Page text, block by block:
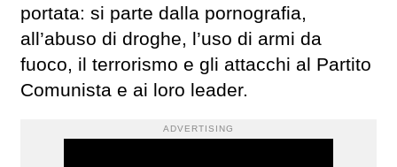
portata: si parte dalla pornografia,
all’abuso di droghe, l’uso di armi da
fuoco, il terrorismo e gli attacchi al Partito
Comunista e ai loro leader.
ADVERTISING